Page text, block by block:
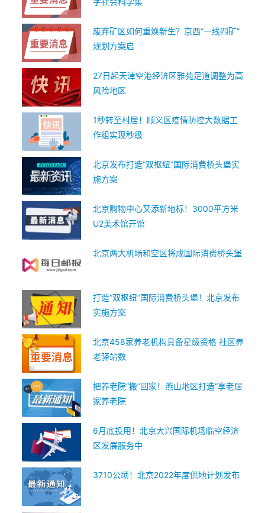
废弃矿区如何重焕新生？京西“一线四矿”
规划方案启
27日起天津空港经济区雅苑足道调整为高
风险地区
1秒转至村居！顺义区疫情防控大数据工
作组实现秒级
北京发布打造“双枢纽”国际消费桥头堡实
施方案
北京购物中心又添新地标！3000平方米
U2美术馆开馆
北京两大机场和空区将成国际消费桥头堡
打造“双枢纽”国际消费桥头堡！北京发布
实施方案
北京458家养老机构具备星级资格 社区养
老驿站数
把养老院“搬”回家！燕山地区打造“享老居
家养老院
6月底投用！北京大兴国际机场临空经济
区发展服务中
3710公顷！北京2022年度供地计划发布